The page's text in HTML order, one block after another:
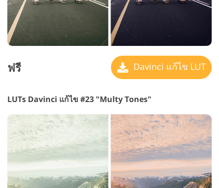
ฟรี Davinci แก้ไข LUT
LUTs Davinci แก้ไข #23 "Multy Tones"